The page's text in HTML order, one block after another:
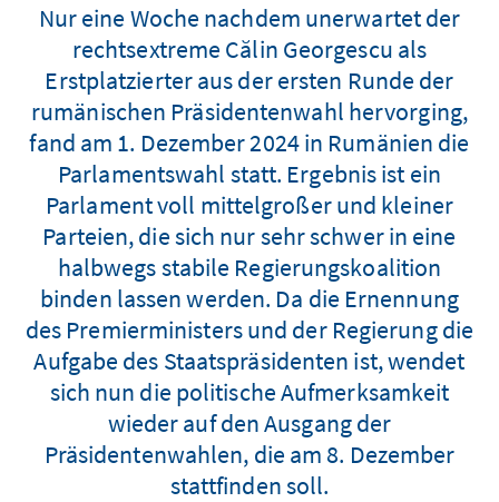
Nur eine Woche nachdem unerwartet der
rechtsextreme Călin Georgescu als
Erstplatzierter aus der ersten Runde der
rumänischen Präsidentenwahl hervorging,
fand am 1. Dezember 2024 in Rumänien die
Parlamentswahl statt. Ergebnis ist ein
Parlament voll mittelgroßer und kleiner
Parteien, die sich nur sehr schwer in eine
halbwegs stabile Regierungskoalition
binden lassen werden. Da die Ernennung
des Premierministers und der Regierung die
Aufgabe des Staatspräsidenten ist, wendet
sich nun die politische Aufmerksamkeit
wieder auf den Ausgang der
Präsidentenwahlen, die am 8. Dezember
stattfinden soll.